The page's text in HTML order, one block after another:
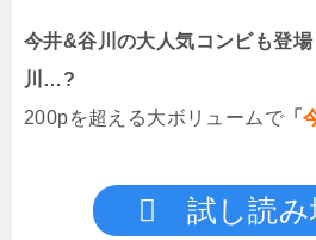
今井&谷川の大人気コンビも登
川…?
200pを超える大ボリュームで 「
試し読み